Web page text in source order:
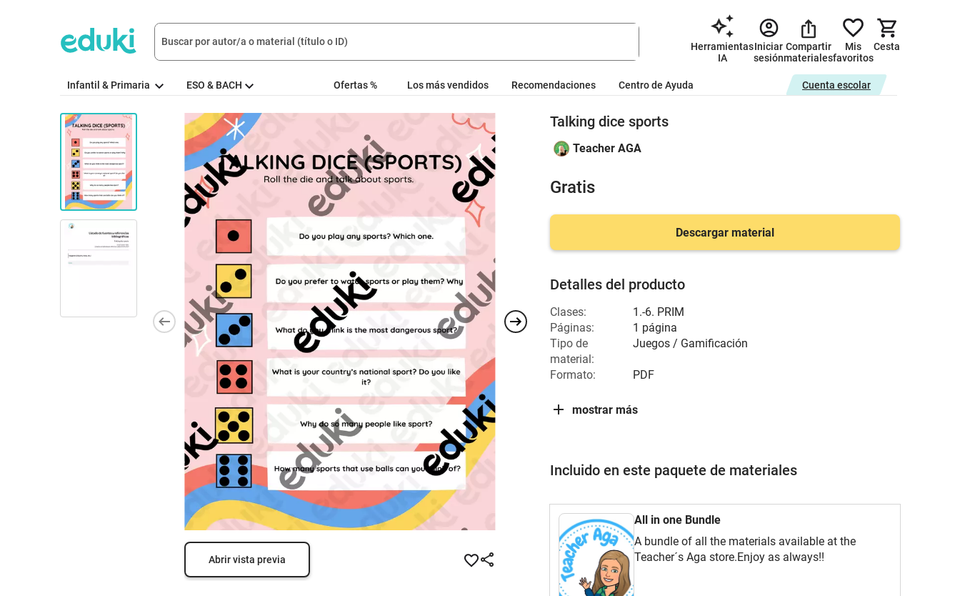
Herramientas
IA
Iniciar
sesión
Compartir
materiales
Mis
favoritos
Cesta
Infantil & Primaria ESO & BACH Ofertas % Los más vendidos Recomendaciones Centro de Ayuda Cuenta escolar
Abrir vista previa
Talking dice sports
Teacher AGA
Gratis
Descargar material
Detalles del producto
Clases:
1.-6. PRIM
Páginas:
1 página
Tipo de
material:
Juegos / Gamificación
Formato: PDF
mostrar más
Incluido en este paquete de materiales
All in one Bundle
A bundle of all the materials available at the
Teacher´s Aga store.Enjoy as always!!